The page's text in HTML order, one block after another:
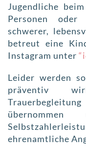
Jugendliche
Personen
schwerer,
betreut eine
Instagram unter
Leider werden
präventiv
ehrenamtliche